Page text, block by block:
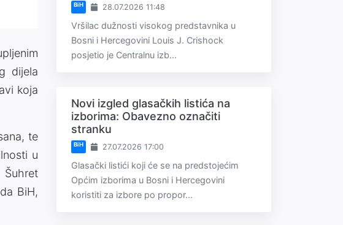
dijela
koja
te
u
BiH,
BiH 28.07.2026 11:48
Vršilac dužnosti visokog predstavnika u
Bosni i Hercegovini Louis J. Crishock
posjetio je Centralnu izb...
Novi izgled glasačkih listića na
izborima: Obavezno označiti
stranku
BiH 27.07.2026 17:00
Glasački listići koji će se na predstojećim
Općim izborima u Bosni i Hercegovini
koristiti za izbore po propor...